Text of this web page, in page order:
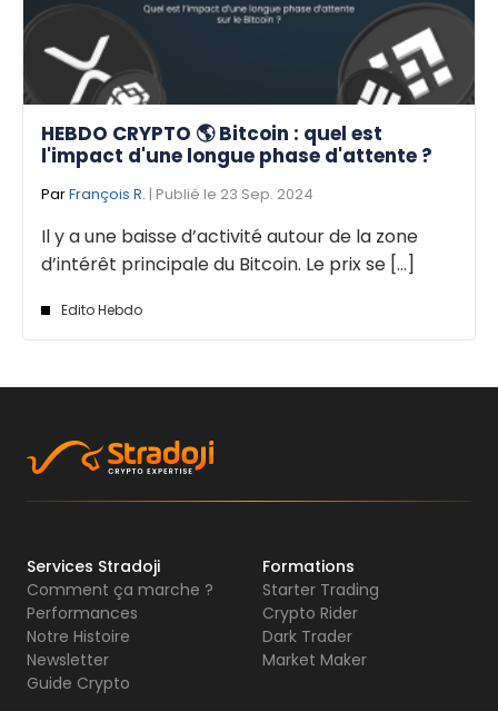
HEBDO CRYPTO 🌎 Bitcoin : quel est
l'impact d'une longue phase d'attente ?
ParFrançois R. | Publié le 23 Sep. 2024
Il y a une baisse d’activité autour de la zone
d’intérêt principale du Bitcoin. Le prix se [...]
Edito Hebdo
Services Stradoji
Comment ça marche ?
Performances
Notre Histoire
Newsletter
Guide Crypto
Formations
Starter Trading
Crypto Rider
Dark Trader
Market Maker